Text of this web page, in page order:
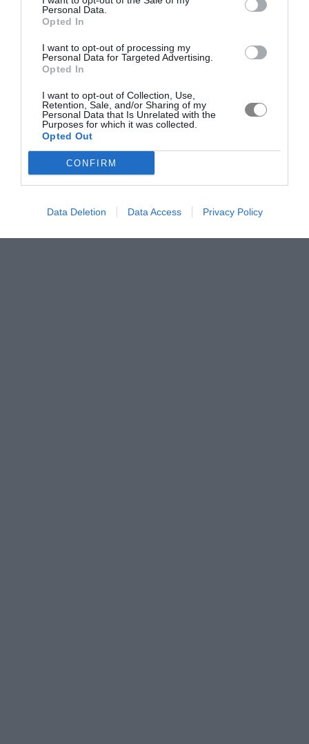
Personal Data.
Opted In
I want to opt-out of processing my
Personal Data for Targeted Advertising.
Opted In
I want to opt-out of Collection, Use,
Retention, Sale, and/or Sharing of my
Personal Data that Is Unrelated with the
Purposes for which it was collected.
Opted Out
CONFIRM
Data Deletion Data Access Privacy Policy